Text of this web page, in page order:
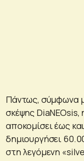
Πάντως, σύμφωνα
σκέψης
αποκομίσει έως
δημιουργήσει
στη λεγόμενη